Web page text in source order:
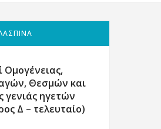
Ομογένειας,
Θεσμών και
γενιάς ηγετών
Δ – τελευταίο)